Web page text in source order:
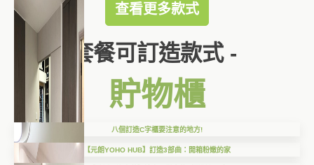
查看更多款式
套餐可訂造款式 -
貯物櫃
八個訂造C字櫃要注意的地方!
【元朗YOHO HUB】訂造3部曲：開箱粉嫩的家